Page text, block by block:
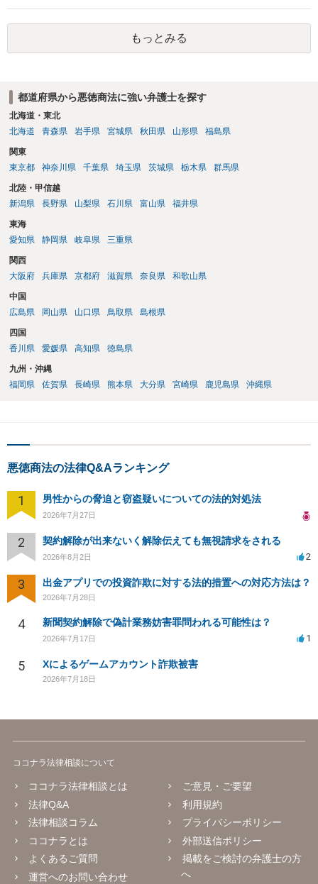
もっとみる
都道府県から悪徳商法に強い弁護士を探す
北海道・東北
北海道
青森県 岩手県 宮城県 秋田県 山形県 福島県
関東
東京都
神奈川県 千葉県 埼玉県 茨城県 栃木県 群馬県
北陸・甲信越
新潟県
長野県 山梨県 石川県 富山県 福井県
東海
愛知県
静岡県 岐阜県 三重県
関西
大阪府
兵庫県 京都府 滋賀県 奈良県 和歌山県
中国
広島県
岡山県 山口県 鳥取県 島根県
四国
香川県
愛媛県 高知県 徳島県
九州・沖縄
福岡県
佐賀県 長崎県 熊本県 大分県 宮崎県 鹿児島県 沖縄県
悪徳商法の法律Q&Aランキング
1 男性からの脅迫と窃盗疑いについての法的対処法
2026年7月27日
2 契約解除が出来ないく解除伝えても無視請求をされる
2026年8月2日 2
3 出金アプリでの投資詐欺に対する法的措置への対応方法は？
2026年7月28日
4 新聞契約解除で偽計業務妨害罪問われる可能性は？
2026年7月17日 1
5 Xによるゲームアカウント詐欺被害
2026年7月18日
ココナラ法律相談について
ココナラ法律相談とは
法律Q&A
法律相談コラム
ココナラとは
よくあるご質問
運営へのお問い合わせ
ご意見・ご要望
利用規約
プライバシーポリシー
外部送信ポリシー
掲載をご検討の弁護士の方
へ